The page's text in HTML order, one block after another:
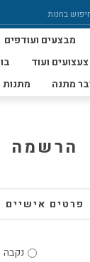
מבצעים ועודפים
צעצועים ועוד
מתנה מתנות
הרשמה
פרטים אישיים
נקבה